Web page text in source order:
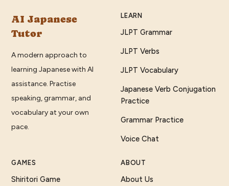
AI Japanese
Tutor
A modern approach to
learning Japanese with AI
assistance. Practise
speaking, grammar, and
vocabulary at your own
pace.
LEARN
JLPT Grammar
JLPT Verbs
JLPT Vocabulary
Japanese Verb Conjugation
Practice
Grammar Practice
Voice Chat
GAMES
Shiritori Game
ABOUT
About Us